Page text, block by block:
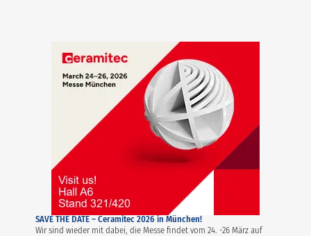
SAVE THE DATE – Ceramitec 2026 in München!
Wir sind wieder mit dabei, die Messe findet vom 24. -26 März auf